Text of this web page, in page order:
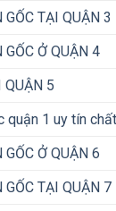
nhiều
mối
nhà
TẠI QUẬN 3
Ở QUẬN 4
QUẬN 5
quận 1 uy tín
Ở QUẬN 6
TẠI QUẬN 7